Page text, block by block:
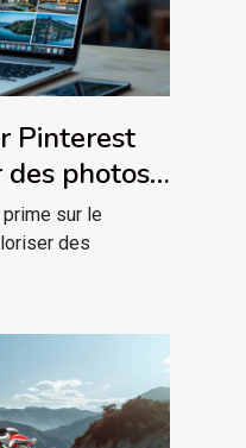
Pinterest
photos
prime sur le
des